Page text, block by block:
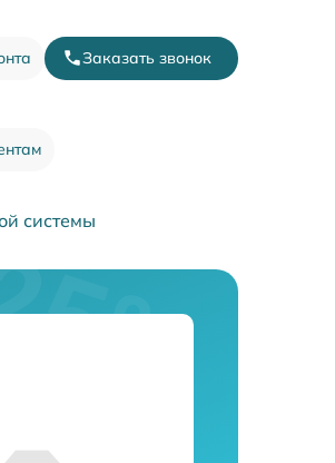
Заказать звонок
системы